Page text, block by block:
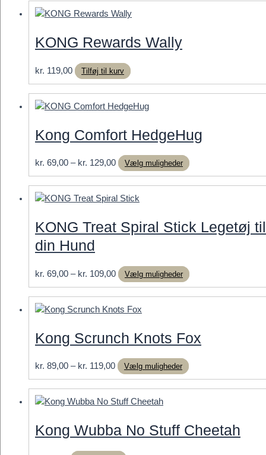
KONG Rewards Wally
kr. 119,00 Tilføj til kurv
Kong Comfort HedgeHug
kr. 69,00 – kr. 129,00Prisinterval:
kr. 69,00
kr. 129,00
Vælg muligheder
Dette
vare
Mulighederne
på
varesiden
KONG Treat Spiral Stick Legetøj til
din Hund
kr. 69,00 – kr. 109,00Prisinterval:
kr. 69,00
kr. 109,00
Vælg muligheder
Dette
vare
Mulighederne
på
Kong Scrunch Knots Fox
kr. 89,00 – kr. 119,00Prisinterval:
kr. 89,00
kr. 119,00
Vælg muligheder
Dette
vare
Mulighederne
Kong Wubba No Stuff Cheetah